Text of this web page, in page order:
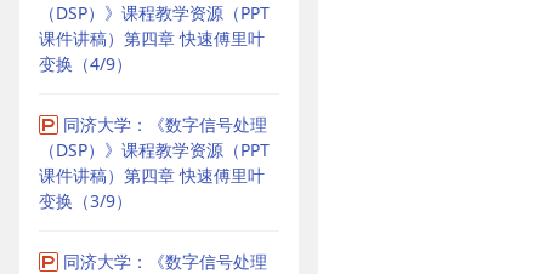
（DSP）》课程教学资源（PPT
课件讲稿）第四章 快速傅里叶
变换（4/9）
同济大学：《数字信号处理
（DSP）》课程教学资源（PPT
课件讲稿）第四章 快速傅里叶
变换（3/9）
同济大学：《数字信号处理